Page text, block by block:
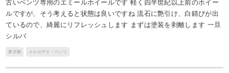
古いベンツ専用のエミールホイールです 軽く四半世紀以上前のホイー
ルですが、そう考えると状態は良いですね 流石に艶引け、白錆びが出
ているので、綺麗にリフレッシュします まずは塗装を剥離します 一旦
シルバ
東京都 メルセデス・ベンツ